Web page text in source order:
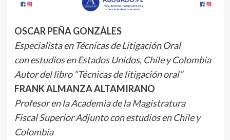
OSCAR PEÑA GONZÁLES
Especialista en Técnicas de Litigación Oral
con estudios en Estados Unidos, Chile y Colombia
Autor del libro “Técnicas de litigación oral”
FRANK ALMANZA ALTAMIRANO
Profesor en la Academia de la Magistratura
Fiscal Superior Adjunto con estudios en Chile y
Colombia